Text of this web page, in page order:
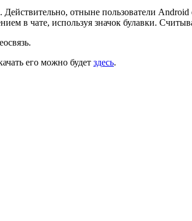
отныне пользователи
в чате, используя значок булавки.
его можно будет здесь.